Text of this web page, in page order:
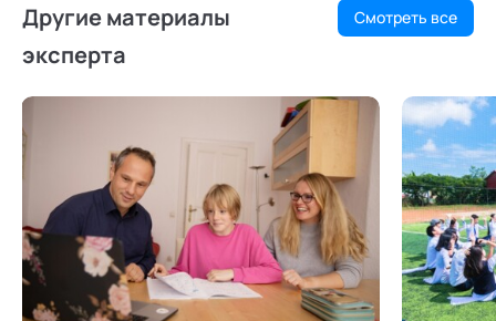
Другие материалы
эксперта
Смотреть все